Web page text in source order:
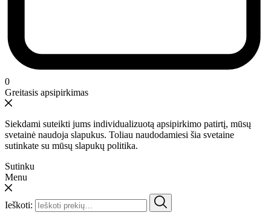
0
Greitasis apsipirkimas
Siekdami suteikti jums individualizuotą apsipirkimo patirtį, mūsų
svetainė naudoja slapukus. Toliau naudodamiesi šia svetaine
sutinkate su mūsų slapukų politika.
Sutinku
Menu
Ieškoti: